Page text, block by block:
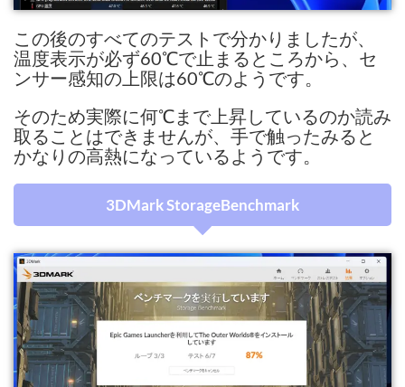
この後のすべてのテストで分かりましたが、
温度表示が必ず60℃で止まるところから、セ
ンサー感知の上限は60℃のようです。
そのため実際に何℃まで上昇しているのか読み
取ることはできませんが、手で触ったみると
かなりの高熱になっているようです。
3DMark StorageBenchmark